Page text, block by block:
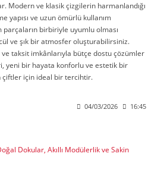
Modern ve klasik çizgilerin harmanlandığı
yapısı ve uzun ömürlü kullanım
parçaların birbiriyle uyumlu olması
ve şık bir atmosfer oluşturabilirsiniz.
taksit imkânlarıyla bütçe dostu çözümler
yeni bir hayata konforlu ve estetik bir
çiftler için ideal bir tercihtir.
04/03/2026 16:45